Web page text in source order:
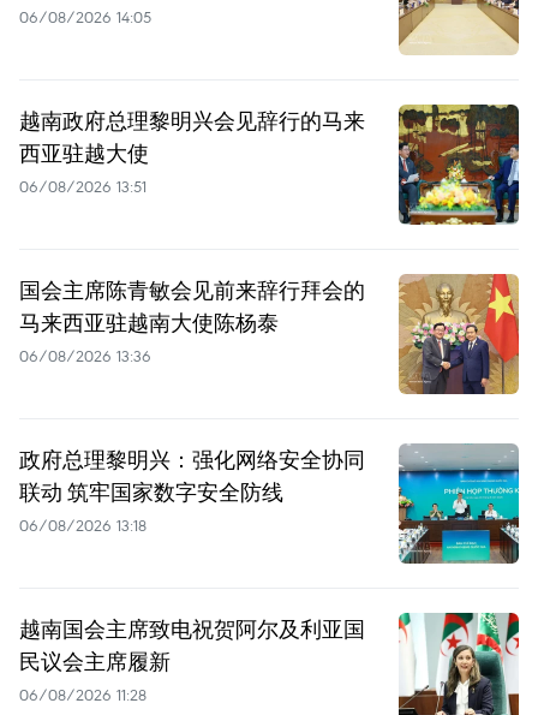
06/08/2026 14:05
越南政府总理黎明兴会见辞行的马来
西亚驻越大使
06/08/2026 13:51
国会主席陈青敏会见前来辞行拜会的
马来西亚驻越南大使陈杨泰
06/08/2026 13:36
政府总理黎明兴：强化网络安全协同
联动 筑牢国家数字安全防线
06/08/2026 13:18
越南国会主席致电祝贺阿尔及利亚国
民议会主席履新
06/08/2026 11:28